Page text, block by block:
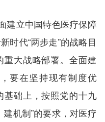
建立中国特色医疗保障
时代“两步走”的战略目
大战略部署。全面建
要在坚持现有制度优
础上，按照党的十九
机制”的要求，对医疗